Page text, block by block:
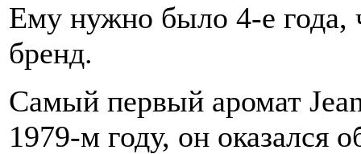
Ему нужно было 4-е года,
бренд.
Самый первый аромат
1979-м году, он оказался